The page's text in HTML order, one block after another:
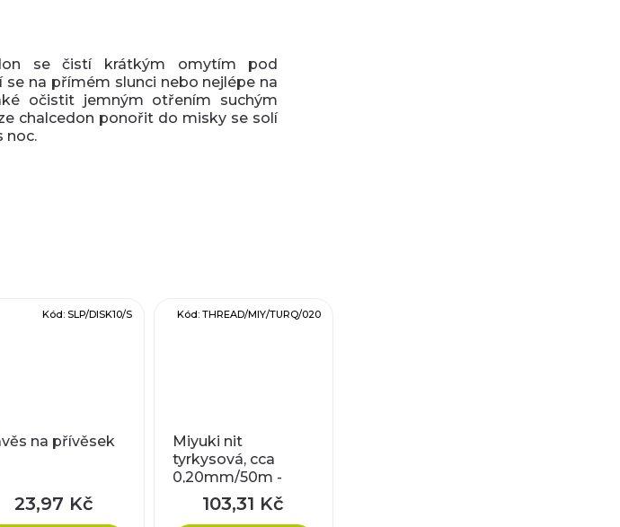
se čistí krátkým omytím pod
na přímém slunci nebo nejlépe na
očistit jemným otřením suchým
chalcedon ponořit do misky se solí
noc.
na přívěsek
23,97 Kč
Kód: SLP/DISK10/S
Miyuki nit
tyrkysová, cca
0,20mm/50m -
velikost B
103,31 Kč
Kód:THREAD/MIY/TURQ/020